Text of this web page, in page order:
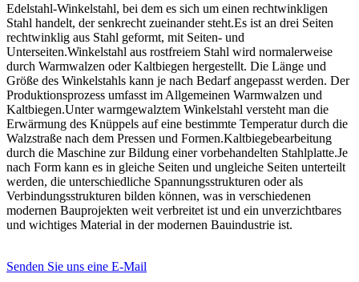
Edelstahl-Winkelstahl, bei dem es sich um einen rechtwinkligen
Stahl handelt, der senkrecht zueinander steht.Es ist an drei Seiten
rechtwinklig aus Stahl geformt, mit Seiten- und
Unterseiten.Winkelstahl aus rostfreiem Stahl wird normalerweise
durch Warmwalzen oder Kaltbiegen hergestellt. Die Länge und
Größe des Winkelstahls kann je nach Bedarf angepasst werden. Der
Produktionsprozess umfasst im Allgemeinen Warmwalzen und
Kaltbiegen.Unter warmgewalztem Winkelstahl versteht man die
Erwärmung des Knüppels auf eine bestimmte Temperatur durch die
Walzstraße nach dem Pressen und Formen.Kaltbiegebearbeitung
durch die Maschine zur Bildung einer vorbehandelten Stahlplatte.Je
nach Form kann es in gleiche Seiten und ungleiche Seiten unterteilt
werden, die unterschiedliche Spannungsstrukturen oder als
Verbindungsstrukturen bilden können, was in verschiedenen
modernen Bauprojekten weit verbreitet ist und ein unverzichtbares
und wichtiges Material in der modernen Bauindustrie ist.
Senden Sie uns eine E-Mail